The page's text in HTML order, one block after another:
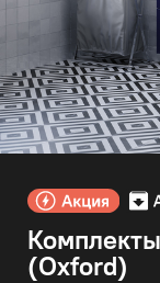
(Oxford)